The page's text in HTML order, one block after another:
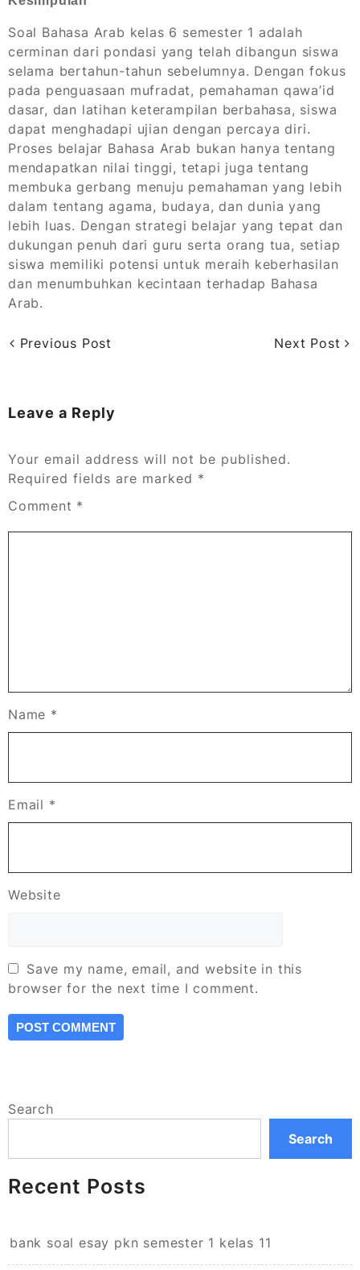
Soal Bahasa Arab kelas 6 semester 1 adalah
cerminan dari pondasi yang telah dibangun siswa
selama bertahun-tahun sebelumnya. Dengan fokus
pada penguasaan mufradat, pemahaman qawa’id
dasar, dan latihan keterampilan berbahasa, siswa
dapat menghadapi ujian dengan percaya diri.
Proses belajar Bahasa Arab bukan hanya tentang
mendapatkan nilai tinggi, tetapi juga tentang
membuka gerbang menuju pemahaman yang lebih
dalam tentang agama, budaya, dan dunia yang
lebih luas. Dengan strategi belajar yang tepat dan
dukungan penuh dari guru serta orang tua, setiap
siswa memiliki potensi untuk meraih keberhasilan
dan menumbuhkan kecintaan terhadap Bahasa
Arab.
Previous Post Next Post
Leave a Reply
Your email address will not be published.
Required fields are marked *
Comment *
Name *
Email *
Website
Save my name, email, and website in this
browser for the next time I comment.
Search
Search
Recent Posts
bank soal esay pkn semester 1 kelas 11